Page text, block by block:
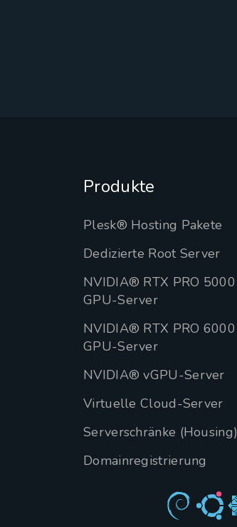
Produkte
Plesk® Hosting Pakete
Dedizierte Root Server
NVIDIA® RTX PRO 5000
GPU-Server
NVIDIA® RTX PRO 6000
GPU-Server
NVIDIA® vGPU-Server
Virtuelle Cloud-Server
Serverschränke (Housing)
Domainregistrierung